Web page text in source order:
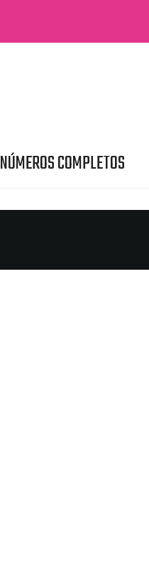
COMPLETOS